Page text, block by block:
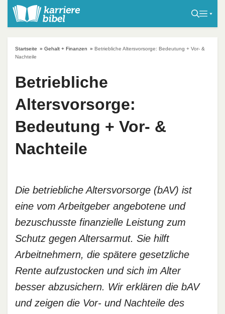
Startseite » Gehalt + Finanzen » Betriebliche Altersvorsorge: Bedeutung + Vor- &
Nachteile
Betriebliche
Altersvorsorge:
Bedeutung + Vor- &
Nachteile
Die betriebliche Altersvorsorge (bAV) ist
eine vom Arbeitgeber angebotene und
bezuschusste finanzielle Leistung zum
Schutz gegen Altersarmut. Sie hilft
Arbeitnehmern, die spätere gesetzliche
Rente aufzustocken und sich im Alter
besser abzusichern. Wir erklären die bAV
und zeigen die Vor- und Nachteile des